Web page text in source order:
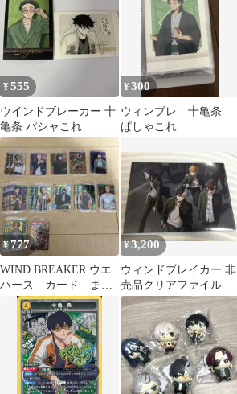
¥555
ウインドブレーカー 十
亀条 パシャこれ
¥300
ウィンブレ 十亀条
ぱしゃこれ
¥777
WIND BREAKER ウエ
ハース カード まと
め売り 19枚
¥3,200
ウィンドブレイカー 非
売品クリアファイル